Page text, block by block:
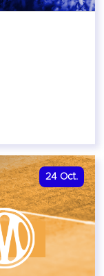
24 Oct.